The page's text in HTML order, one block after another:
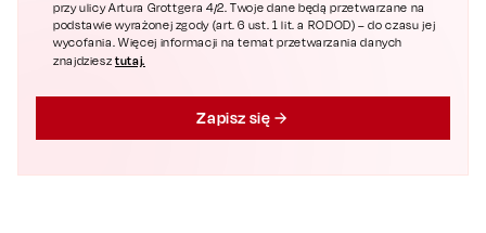
przy ulicy Artura Grottgera 4/2. Twoje dane będą przetwarzane na
podstawie wyrażonej zgody (art. 6 ust. 1 lit. a RODOD) – do czasu jej
wycofania. Więcej informacji na temat przetwarzania danych
znajdziesztutaj.
Zapisz się